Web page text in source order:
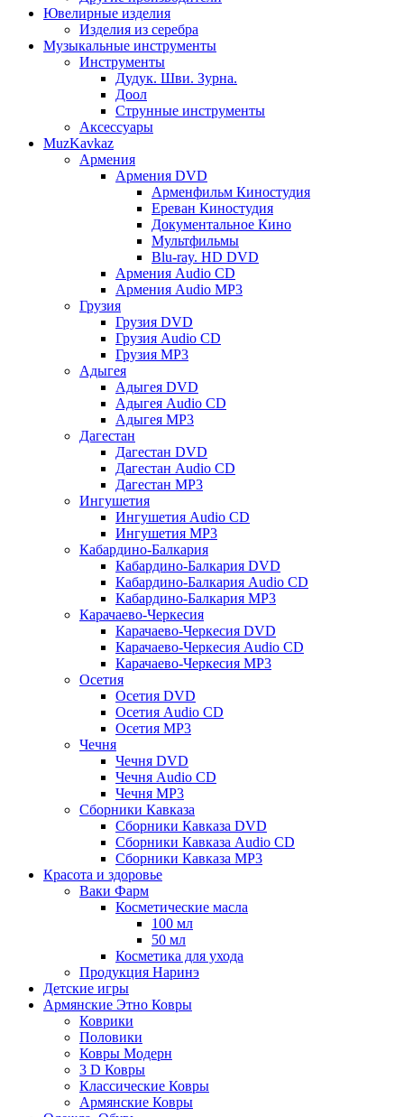
Ювелирные изделия
Изделия из серебра
Музыкальные инструменты
Инструменты
Дудук. Шви. Зурна.
Доол
Струнные инструменты
Аксессуары
MuzKavkaz
Армения
Армения DVD
Арменфильм Киностудия
Ереван Киностудия
Документальное Кино
Мультфильмы
Blu-ray. HD DVD
Армения Audio CD
Армения Audio MP3
Грузия
Грузия DVD
Грузия Audio CD
Грузия MP3
Адыгея
Адыгея DVD
Адыгея Audio CD
Адыгея MP3
Дагестан
Дагестан DVD
Дагестан Audio CD
Дагестан MP3
Ингушетия
Ингушетия Audio CD
Ингушетия MP3
Кабардино-Балкария
Кабардино-Балкария DVD
Кабардино-Балкария Audio CD
Кабардино-Балкария MP3
Карачаево-Черкесия
Карачаево-Черкесия DVD
Карачаево-Черкесия Audio CD
Карачаево-Черкесия MP3
Осетия
Осетия DVD
Осетия Audio CD
Осетия MP3
Чечня
Чечня DVD
Чечня Audio CD
Чечня MP3
Сборники Кавказа
Сборники Кавказа DVD
Сборники Кавказа Audio CD
Сборники Кавказа MP3
Красота и здоровье
Ваки Фарм
Косметические масла
100 мл
50 мл
Косметика для ухода
Продукция Наринэ
Детские игры
Армянские Этно Ковры
Коврики
Половики
Ковры Модерн
3 D Ковры
Классические Ковры
Армянские Ковры